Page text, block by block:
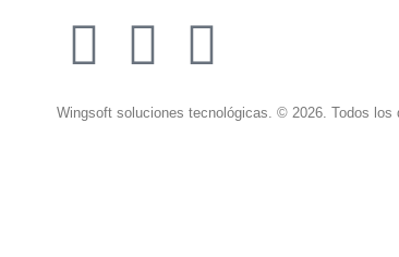
Wingsoft soluciones tecnológicas. © 2026. Todos los